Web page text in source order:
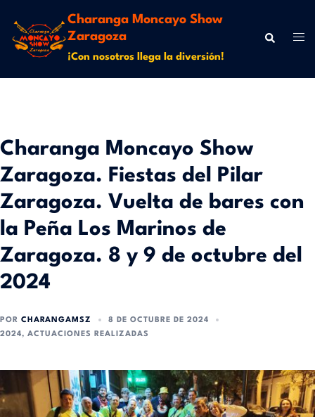
Charanga Moncayo Show
Zaragoza
¡Con nosotros llega la diversión!
Charanga Moncayo Show
Zaragoza. Fiestas del Pilar
Zaragoza. Vuelta de bares con
la Peña Los Marinos de
Zaragoza. 8 y 9 de octubre del
2024
POR CHARANGAMSZ
8 DE OCTUBRE DE 2024
2024, ACTUACIONES REALIZADAS